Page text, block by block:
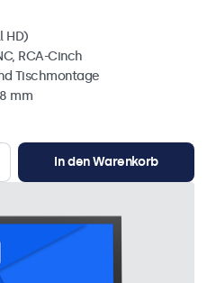
HD)
RCA-Cinch
Tischmontage
mm
In den Warenkorb